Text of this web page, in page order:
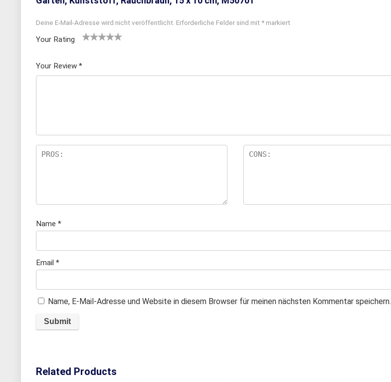
Deine E-Mail-Adresse wird nicht veröffentlicht. Erforderliche Felder sind mit * markiert
Your Rating
o
rn
5 St
nen
n
Your Review *
Name *
Email *
Name, E-Mail-Adresse und Website in diesem Browser für meinen nächsten Kommentar speichern.
Related Products